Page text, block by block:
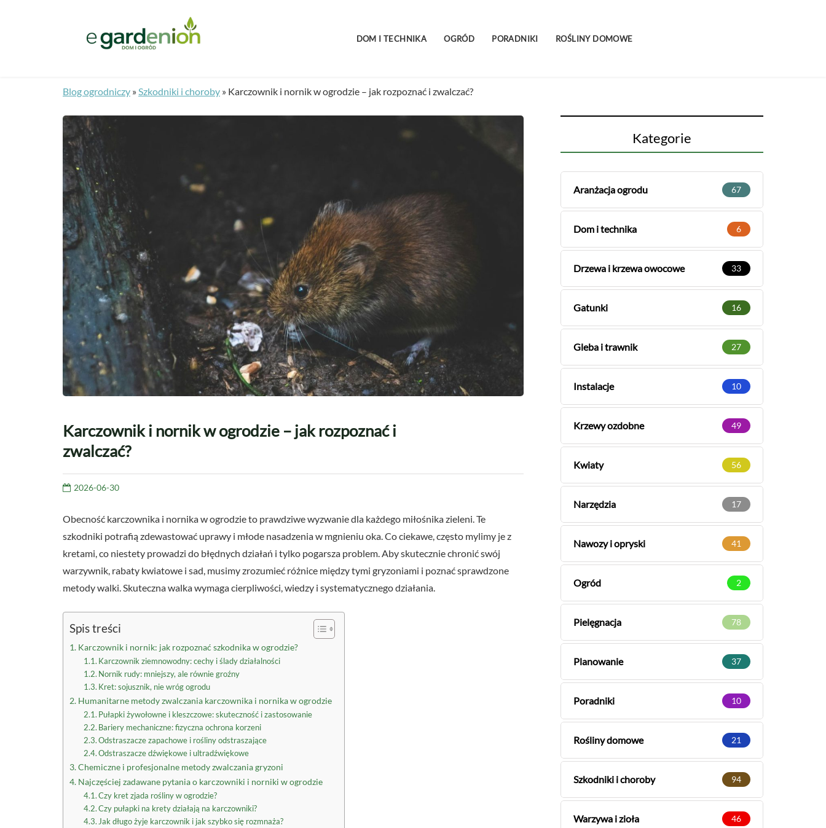
DOM I TECHNIKA OGRÓD PORADNIKI ROŚLINY DOMOWE
Blog ogrodniczy »Szkodniki i choroby » Karczownik i nornik w ogrodzie – jak rozpoznać i zwalczać?
Karczownik i nornik w ogrodzie – jak rozpoznać i
zwalczać?
2026-06-30
Obecność karczownika i nornika w ogrodzie to prawdziwe wyzwanie dla każdego miłośnika zieleni. Te
szkodniki potrafią zdewastować uprawy i młode nasadzenia w mgnieniu oka. Co ciekawe, często mylimy je z
kretami, co niestety prowadzi do błędnych działań i tylko pogarsza problem. Aby skutecznie chronić swój
warzywnik, rabaty kwiatowe i sad, musimy zrozumieć różnice między tymi gryzoniami i poznać sprawdzone
metody walki. Skuteczna walka wymaga cierpliwości, wiedzy i systematycznego działania.
Spis treści
Karczownik i nornik: jak rozpoznać szkodnika w ogrodzie?
Karczownik ziemnowodny: cechy i ślady działalności
Nornik rudy: mniejszy, ale równie groźny
Kret: sojusznik, nie wróg ogrodu
Humanitarne metody zwalczania karczownika i nornika w ogrodzie
Pułapki żywołowne i kleszczowe: skuteczność i zastosowanie
Bariery mechaniczne: fizyczna ochrona korzeni
Odstraszacze zapachowe i rośliny odstraszające
Odstraszacze dźwiękowe i ultradźwiękowe
Chemiczne i profesjonalne metody zwalczania gryzoni
Najczęściej zadawane pytania o karczowniki i norniki w ogrodzie
Czy kret zjada rośliny w ogrodzie?
Czy pułapki na krety działają na karczowniki?
Jak długo żyje karczownik i jak szybko się rozmnaża?
Kategorie
Aranżacja ogrodu 67
Dom i technika 6
Drzewa i krzewa owocowe 33
Gatunki 16
Gleba i trawnik 27
Instalacje 10
Krzewy ozdobne 49
Kwiaty 56
Narzędzia 17
Nawozy i opryski 41
Ogród 2
Pielęgnacja 78
Planowanie 37
Poradniki 10
Rośliny domowe 21
Szkodniki i choroby 94
Warzywa i zioła 46